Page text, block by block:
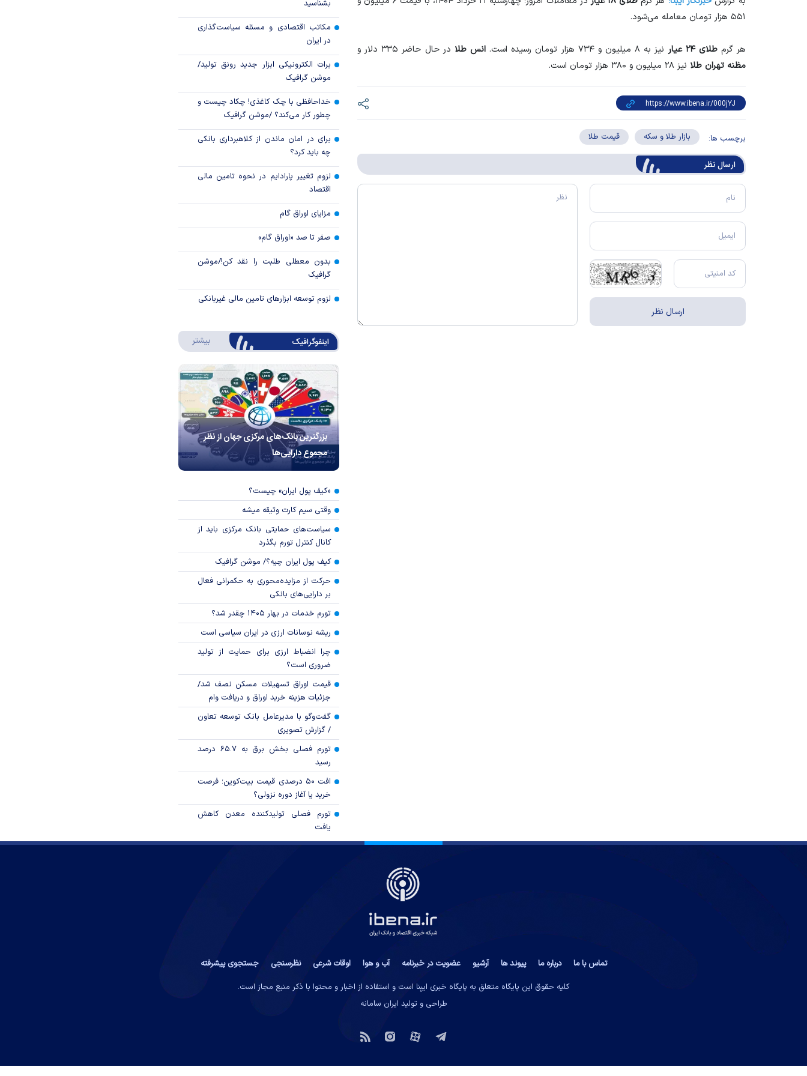
۵۵۱ هزار تومان معامله می‌شود.
هر گرم طلای ۲۴ عیار نیز به ۸ میلیون و ۷۳۴ هزار تومان رسیده است. انس طلا در حال حاضر ۳۳۵ دلار و
مظنه تهران طلا نیز ۲۸ میلیون و ۳۸۰ هزار تومان است.
برچسب ها: بازار طلا و سکه قیمت طلا
ارسال‌ نظر
قیمت دلار و یورو مرکز مبادله ایران؛
امروز پنجشنبه ۱۵ مرداد ۱۴۰۵
سقوط ارزهای صادراتی در سیاهچاله
کارت‌های بازرگانی
بشناسید
مکاتب اقتصادی و مسئله سیاست‌گذاری
در ایران
برات الکترونیکی ابزار جدید رونق تولید/
موشن گرافیک
خداحافظی با چک کاغذی! چکاد چیست و
چطور کار می‌کند؟ /موشن گرافیک
برای در امان ماندن از کلاهبرداری بانکی
چه باید کرد؟
لزوم تغییر پارادایم در نحوه تامین مالی
اقتصاد
مزایای اوراق گام
صفر تا صد «اوراق گام»
بدون معطلی طلبت را نقد کن!/موشن
گرافیک
لزوم توسعه ابزارهای تامین مالی غیربانکی
اینفوگرافیک بیشتر درباره اینفوگرافیک
بزرگترین بانک‌های مرکزی جهان از نظر
مجموع دارایی‌ها
«کیف پول ایران» چیست؟
وقتی سیم کارت وثیقه میشه
سیاست‌های حمایتی بانک مرکزی باید از
کانال کنترل تورم بگذرد
کیف پول ایران چیه؟/ موشن گرافیک
حرکت از مزایده‌محوری به حکمرانی فعال
بر دارایی‌های بانکی
تورم خدمات در بهار ۱۴۰۵ چقدر شد؟
ریشه نوسانات ارزی در ایران سیاسی است
چرا انضباط ارزی برای حمایت از تولید
ضروری است؟
قیمت اوراق تسهیلات مسکن نصف شد/
جزئیات هزینه خرید اوراق و دریافت وام
گفت‌وگو با مدیرعامل بانک توسعه تعاون
/ گزارش تصویری
تورم فصلی بخش برق به ۶۵.۷ درصد
رسید
افت ۵۰ درصدی قیمت بیت‌کوین؛ فرصت
خرید یا آغاز دوره نزولی؟
تورم فصلی تولیدکننده معدن کاهش
یافت
تماس با ما درباره ما پیوند ها آرشیو عضویت در خبرنامه آب و هوا اوقات شرعی نظرسنجی
جستجوی پیشرفته
کلیه حقوق این پایگاه متعلق به پایگاه خبری ایبِنا است و استفاده از اخبار و محتوا با ذکر منبع مجاز است.
طراحی و تولید ایران سامانه